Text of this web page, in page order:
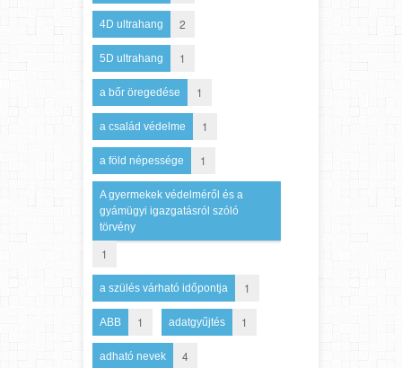
4D ultrahang 2
5D ultrahang 1
a bőr öregedése 1
a család védelme 1
a föld népessége 1
A gyermekek védelméről és a
gyámügyi igazgatásról szóló
törvény
1
a szülés várható időpontja 1
ABB 1 adatgyűjtés 1
adható nevek 4